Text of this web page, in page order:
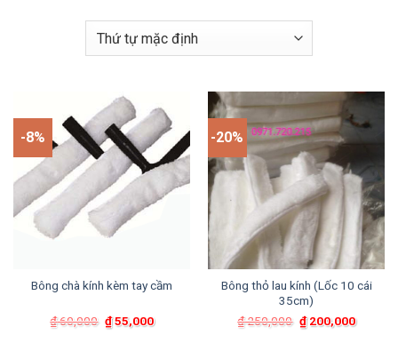
-8%
Bông chà kính kèm tay cầm
₫60,000 Giá
gốc
₫55,000Giá
hiện
-20%
Bông thỏ lau kính (Lốc 10 cái
35cm)
₫250,000 Giá
gốc
₫200,000Giá
hiện